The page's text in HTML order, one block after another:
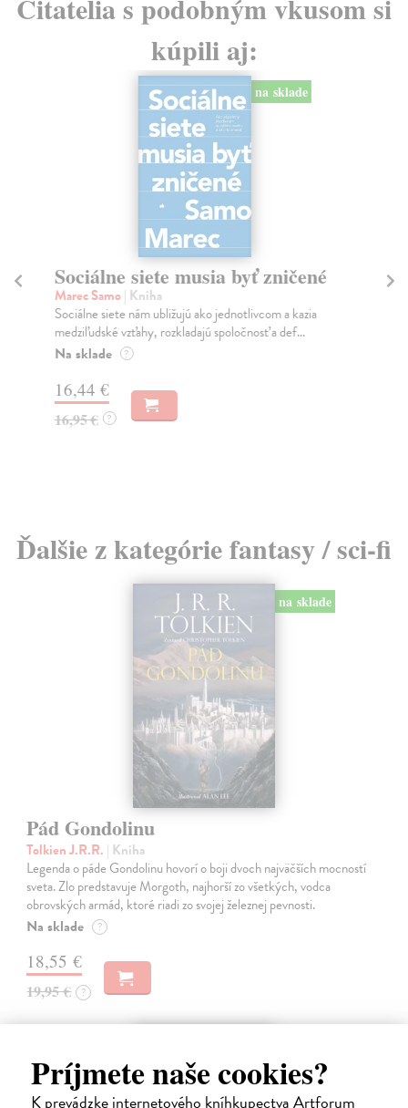
Príjmete naše cookies?
K prevádzke internetového kníhkupectva Artforum
kúpili aj:
na sklade
Sociálne siete musia byť zničené
Marec Samo| Kniha
Sociálne siete nám ubližujú ako jednotlivcom a kazia
medziľudské vzťahy, rozkladajú spoločnosť a def...
Na sklade ?
16,44 €
16,95 € ?
Ďalšie z kategórie fantasy / sci-fi
na sklade
Pád Gondolinu
Tolkien J.R.R. | Kniha
Legenda o páde Gondolinu hovorí o boji dvoch najväčších mocností
sveta. Zlo predstavuje Morgoth, najhorší zo všetkých, vodca
obrovských armád, ktoré riadi zo svojej železnej pevnosti.
Na sklade ?
18,55 €
19,95 € ?